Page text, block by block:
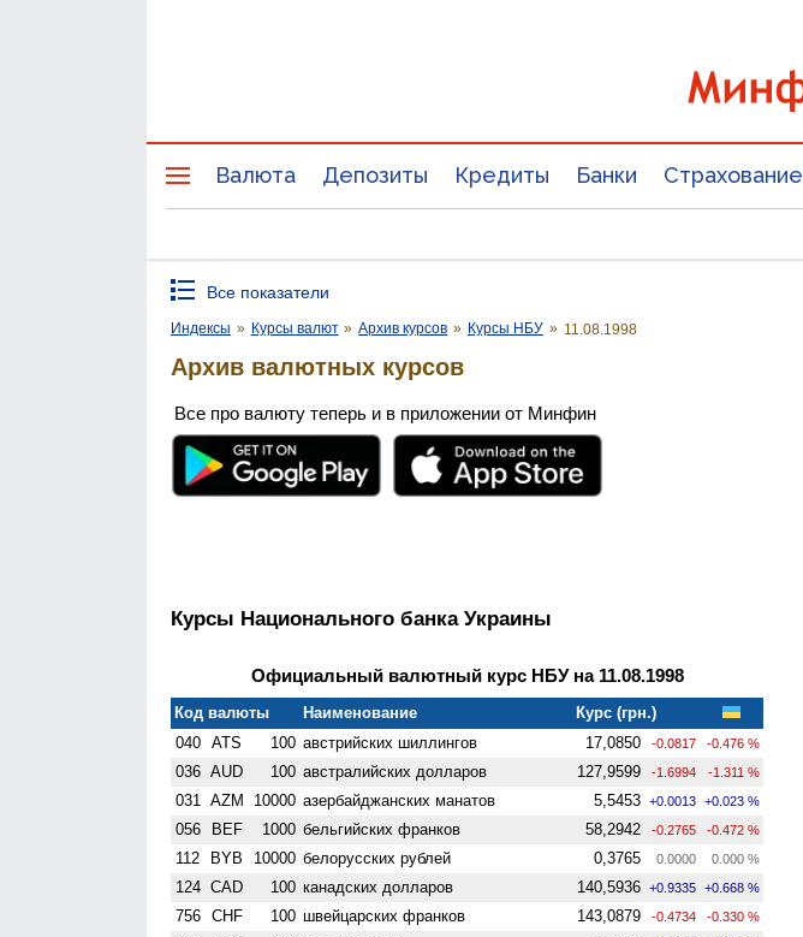
Валюта Депозиты Кредиты Банки Страхование
Все показатели
Индексы » Курсы валют » Архив курсов » Курсы НБУ » 11.08.1998
Архив валютных курсов
Все про валюту теперь и в приложении от Минфин
Курсы Национального банка Украины
Официальный валютный курс НБУ на 11.08.1998
Код валюты Наименование
Курс (грн.)
040
ATS 100 австрийских шиллингов 17,0850 -0.0817 -0.476 %
036 AUD 100 австралийских долларов 127,9599 -1.6994 -1.311 %
031 AZM 10000 азербайджанских манатов 5,5453 +0.0013 +0.023 %
056 BEF 1000 бельгийских франков 58,2942 -0.2765 -0.472 %
112 BYB 10000 белорусских рублей 0,3765 0.0000 0.000 %
124 CAD 100 канадских долларов 140,5936 +0.9335 +0.668 %
756 CHF 100 швейцарских франков 143,0879 -0.4734 -0.330 %